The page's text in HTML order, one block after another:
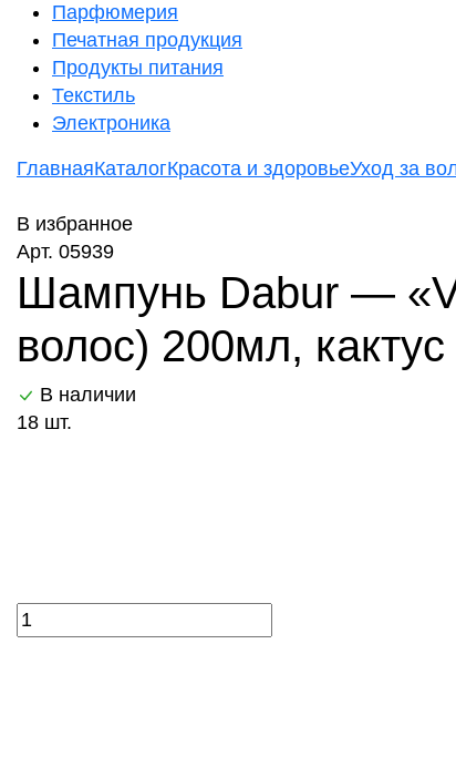
Парфюмерия
Печатная продукция
Продукты питания
Текстиль
Электроника
ГлавнаяКаталогКрасота и здоровьеУход за
В избранное
Арт. 05939
Шампунь Dabur —
волос) 200мл,
В наличии
18 шт.